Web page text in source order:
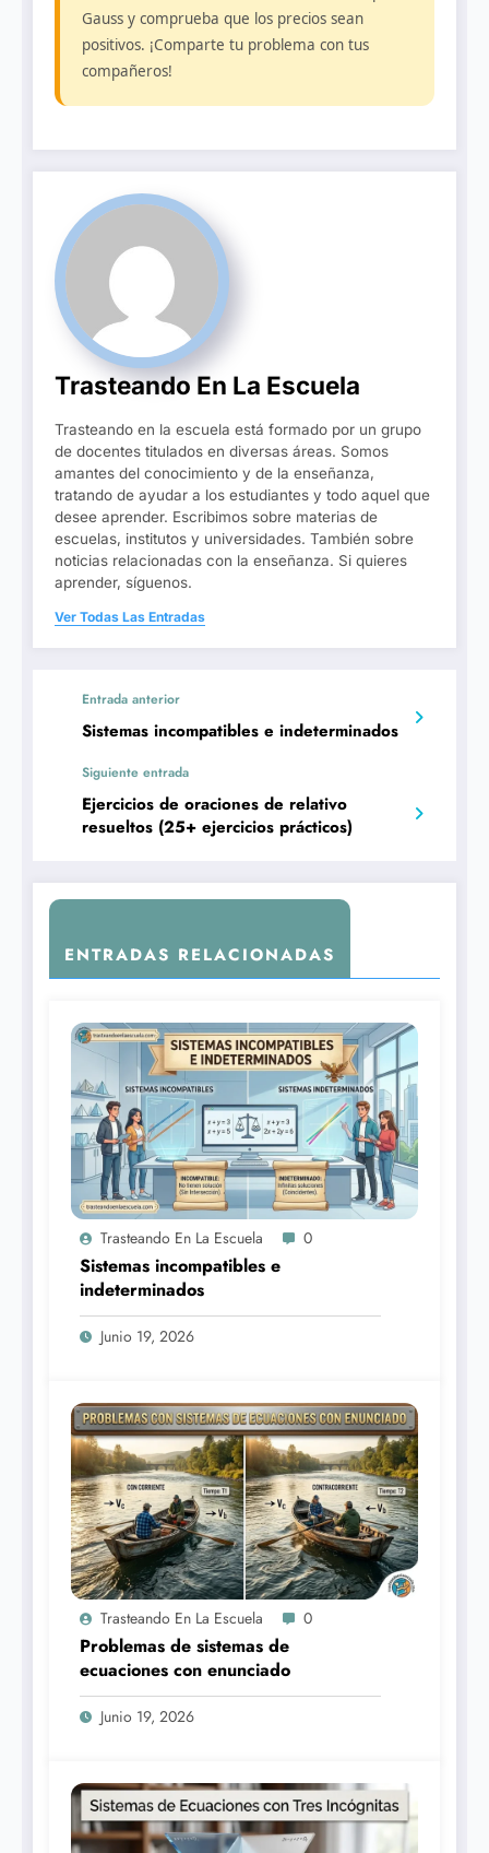
Gauss y comprueba que los precios sean
positivos. ¡Comparte tu problema con tus
compañeros!
Trasteando En La Escuela
Trasteando en la escuela está formado por un grupo
de docentes titulados en diversas áreas. Somos
amantes del conocimiento y de la enseñanza,
tratando de ayudar a los estudiantes y todo aquel que
desee aprender. Escribimos sobre materias de
escuelas, institutos y universidades. También sobre
noticias relacionadas con la enseñanza. Si quieres
aprender, síguenos.
Ver Todas Las Entradas
Entrada anterior
Sistemas incompatibles e indeterminados
Siguiente entrada
Ejercicios de oraciones de relativo
resueltos (25+ ejercicios prácticos)
ENTRADAS RELACIONADAS
Trasteando En La Escuela 0
Sistemas incompatibles e
indeterminados
Junio 19, 2026
Trasteando En La Escuela 0
Problemas de sistemas de
ecuaciones con enunciado
Junio 19, 2026